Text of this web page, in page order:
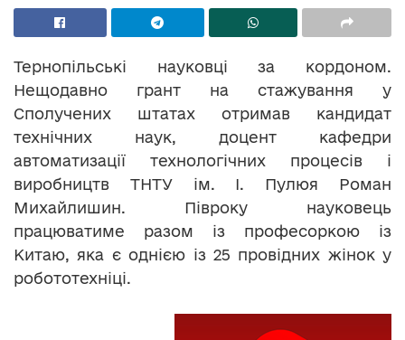
Тернопільські науковці за кордоном.
Нещодавно грант на стажування у
Сполучених штатах отримав кандидат
технічних наук, доцент кафедри
автоматизації технологічних процесів і
виробництв ТНТУ ім. І. Пулюя Роман
Михайлишин. Півроку науковець
працюватиме разом із професоркою із
Китаю, яка є однією із 25 провідних жінок у
робототехніці.